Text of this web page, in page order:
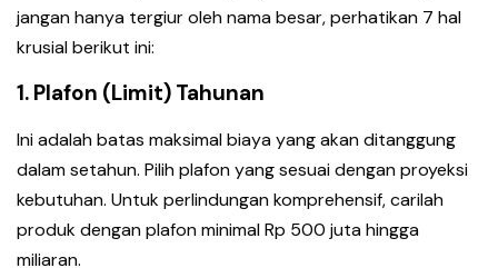
jangan hanya tergiur oleh nama besar, perhatikan 7 hal
krusial berikut ini:
1. Plafon (Limit) Tahunan
Ini adalah batas maksimal biaya yang akan ditanggung
dalam setahun. Pilih plafon yang sesuai dengan proyeksi
kebutuhan. Untuk perlindungan komprehensif, carilah
produk dengan plafon minimal Rp 500 juta hingga
miliaran.